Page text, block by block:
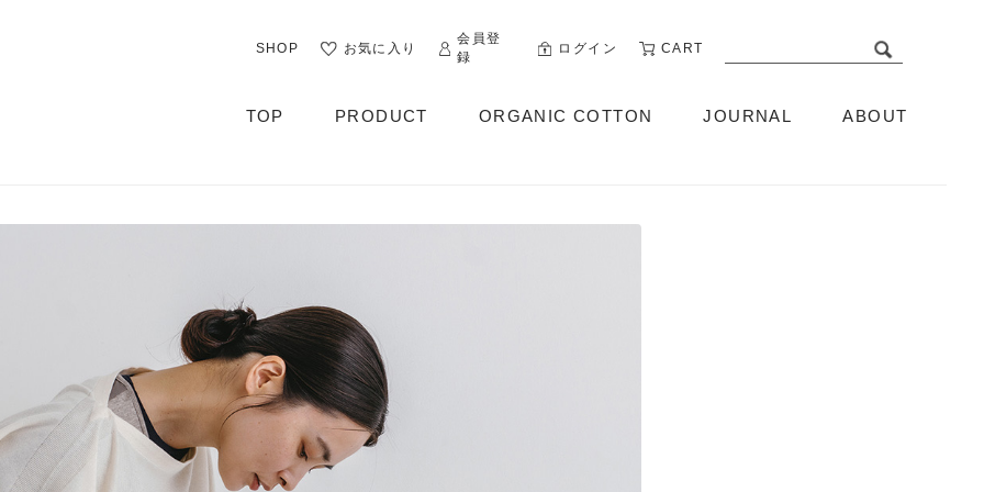
SHOP お気に入り
会員登
録
ログイン CART
TOP PRODUCT
OUTER
KNIT
SHIRT / BLOUSE
DRESS
PANTS / LEGGINS
ORGANIC COTTON JOURNAL ABOUT